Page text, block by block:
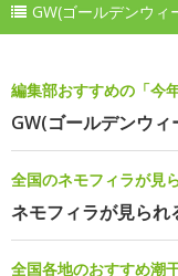
GW(ゴールデンウ
編集部おすすめの「今
GW(ゴールデンウ
全国のネモフィラが見
ネモフィラが見られ
全国各地のおすすめ潮